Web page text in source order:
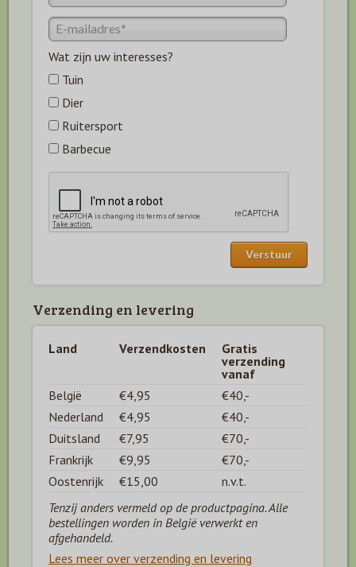
Wat zijn uw interesses?
Tuin
Dier
Ruitersport
Barbecue
Verzending en levering
Land Verzendkosten
Gratis
verzending
vanaf
België
€4,95
€40,-
Nederland
€4,95
€40,-
Duitsland
€7,95
€70,-
Frankrijk
€9,95
€70,-
Oostenrijk
€15,00
n.v.t.
Tenzij anders vermeld op de productpagina. Alle
bestellingen worden in België verwerkt en
afgehandeld.
Lees meer over verzending en levering